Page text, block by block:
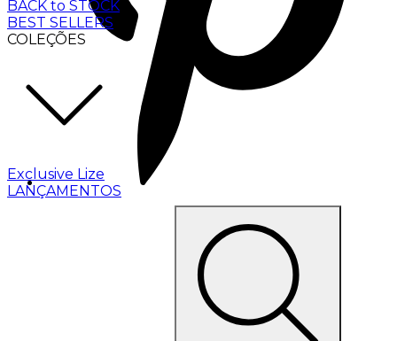
BACK to STOCK
BEST SELLERS
COLEÇÕES
Exclusive Lize
LANÇAMENTOS